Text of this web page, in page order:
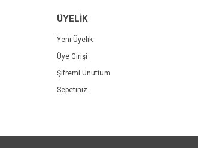
ÜYELİK
Yeni Üyelik
Üye Girişi
Şifremi Unuttum
Sepetiniz